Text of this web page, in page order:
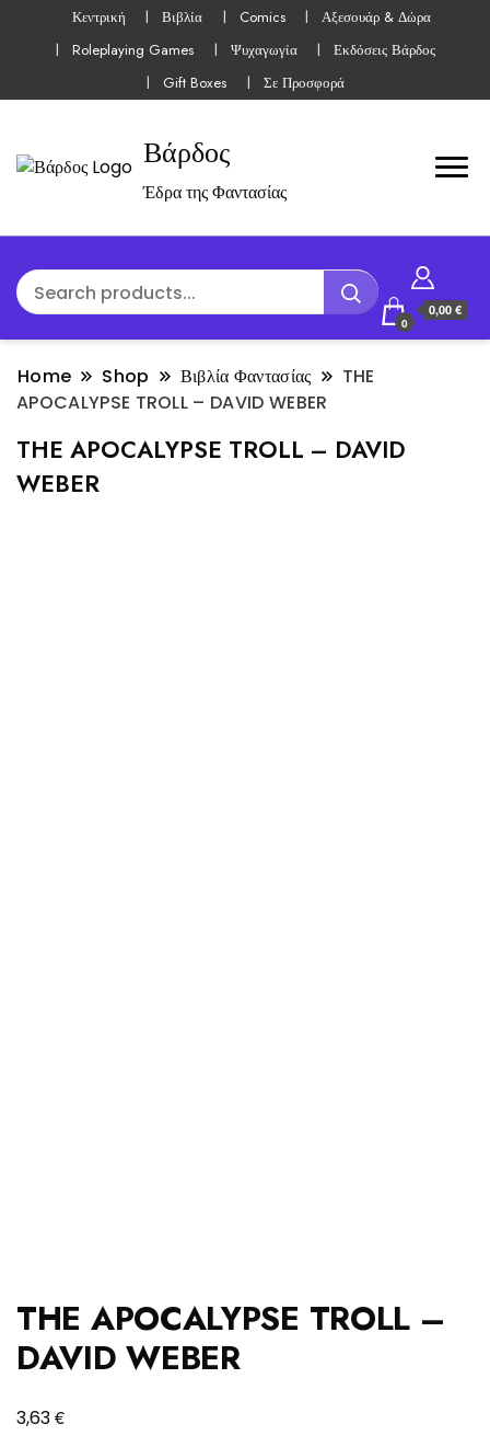
Κεντρική Βιβλία Comics
Αξεσουάρ & Δώρα
Roleplaying Games
Ψυχαγωγία
Εκδόσεις Βάρδος
Gift Boxes
Σε Προσφορά
Βάρδος
Έδρα της Φαντασίας
0
0,00 €
Home Shop Βιβλία Φαντασίας
THE
APOCALYPSE TROLL – DAVID WEBER
THE APOCALYPSE TROLL – DAVID
WEBER
THE APOCALYPSE TROLL –
DAVID WEBER
3,63€